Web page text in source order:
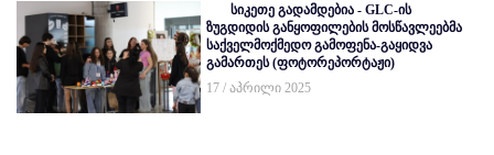
სიკეთე გადამდებია - GLC-ის
ზუგდიდის განყოფილების მოსწავლეებმა
საქველმოქმედო გამოფენა-გაყიდვა
გამართეს (ფოტორეპორტაჟი)
17 / აპრილი 2025